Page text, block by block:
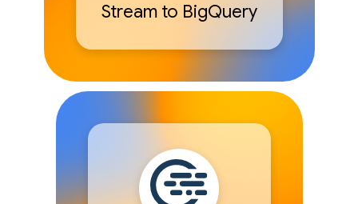
Stream to BigQuery